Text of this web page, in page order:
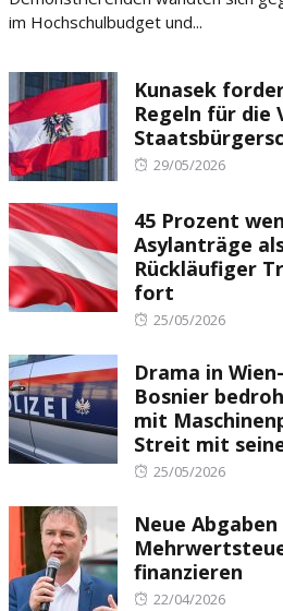
im Hochschulbudget und...
Kunasek
Regeln für die
Posted
29/05/2026
45 Prozent
Asylanträge
Rückläufiger
fort
Posted
25/05/2026
Drama in
Bosnier
mit
Streit mit
Posted
25/05/2026
Neue
finanzieren
Posted
22/04/2026